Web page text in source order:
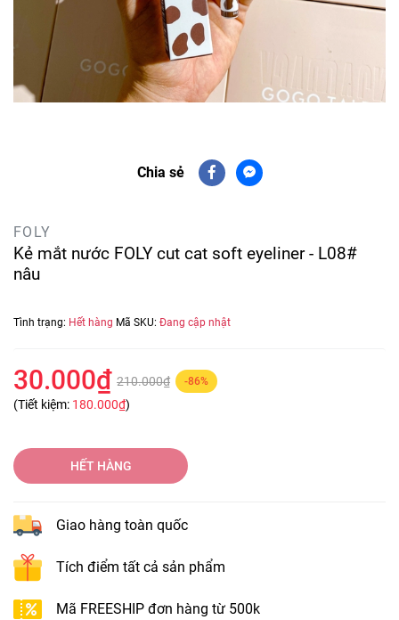
Chia sẻ
FOLY
Kẻ mắt nước FOLY cut cat soft eyeliner - L08#
nâu
Tình trạng: Hết hàng Mã SKU: Đang cập nhật
30.000₫ 210.000₫ -86%
(Tiết kiệm: 180.000₫)
HẾT HÀNG
Giao hàng toàn quốc
Tích điểm tất cả sản phẩm
Mã FREESHIP đơn hàng từ 500k